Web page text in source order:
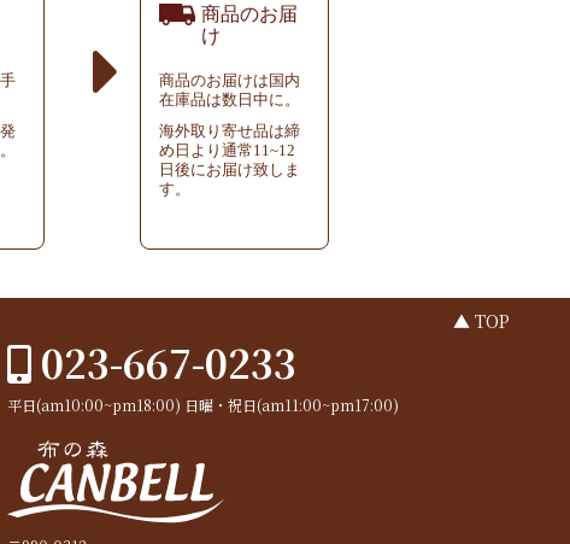
商品のお届
け
商品のお届けは国内
在庫品は数日中に。
海外取り寄せ品は締
め日より通常11~12
日後にお届け致しま
す。
▲ TOP
023-667-0233
平日(am10:00~pm18:00) 日曜・祝日(am11:00~pm17:00)